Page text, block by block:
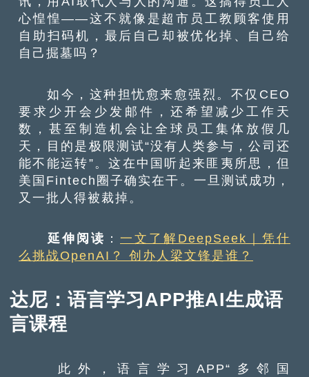
心惶惶——这不就像是超市员工教顾客使用
自助扫码机，最后自己却被优化掉、自己给
自己掘墓吗？
如今，这种担忧愈来愈强烈。不仅CEO
要求少开会少发邮件，还希望减少工作天
数，甚至制造机会让全球员工集体放假几
天，目的是极限测试“没有人类参与，公司还
能不能运转”。这在中国听起来匪夷所思，但
美国Fintech圈子确实在干。一旦测试成功，
又一批人得被裁掉。
延伸阅读 ： 一文了解DeepSeek｜凭什
么挑战OpenAI？ 创办人梁文锋是谁？
达尼：语言学习APP推AI生成语
言课程
此外，语言学习APP“多邻国